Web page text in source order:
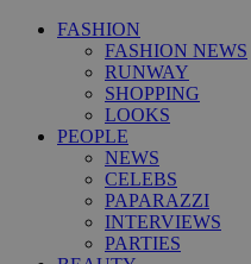
FASHION
FASHION NEWS
RUNWAY
SHOPPING
LOOKS
PEOPLE
NEWS
CELEBS
PAPARAZZI
INTERVIEWS
PARTIES